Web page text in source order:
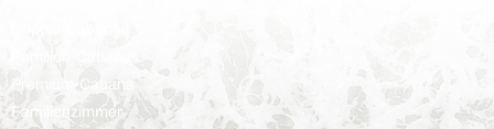
Premium-Cabana
Familienzimmer